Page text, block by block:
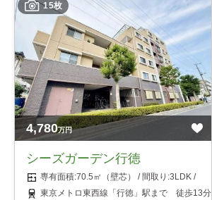
15枚
4,780万円
シーズガーデン行徳
70.5㎡（壁芯）
3LDK
東京メトロ東西線「行徳」駅まで 徒歩13分